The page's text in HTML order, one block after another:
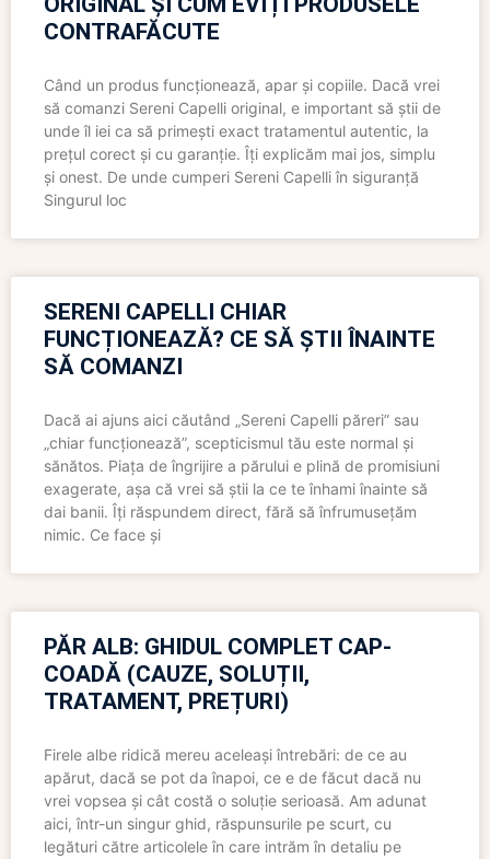
CONTRAFĂCUTE
Când un produs funcționează, apar și copiile. Dacă vrei
să comanzi Sereni Capelli original, e important să știi de
unde îl iei ca să primești exact tratamentul autentic, la
prețul corect și cu garanție. Îți explicăm mai jos, simplu
și onest. De unde cumperi Sereni Capelli în siguranță
Singurul loc
SERENI CAPELLI CHIAR
FUNCȚIONEAZĂ? CE SĂ ȘTII ÎNAINTE
SĂ COMANZI
Dacă ai ajuns aici căutând „Sereni Capelli păreri” sau
„chiar funcționează”, scepticismul tău este normal și
sănătos. Piața de îngrijire a părului e plină de promisiuni
exagerate, așa că vrei să știi la ce te înhami înainte să
dai banii. Îți răspundem direct, fără să înfrumusețăm
nimic. Ce face și
PĂR ALB: GHIDUL COMPLET CAP-
COADĂ (CAUZE, SOLUȚII,
TRATAMENT, PREȚURI)
Firele albe ridică mereu aceleași întrebări: de ce au
apărut, dacă se pot da înapoi, ce e de făcut dacă nu
vrei vopsea și cât costă o soluție serioasă. Am adunat
aici, într-un singur ghid, răspunsurile pe scurt, cu
legături către articolele în care intrăm în detaliu pe